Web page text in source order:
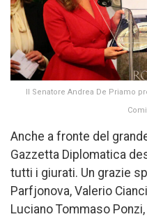
Il Senatore Andrea De Priamo
Anche a fronte del
Gazzetta Diplomatica
tutti i giurati. Un grazie
Parfjonova, Valerio
Luciano Tommaso